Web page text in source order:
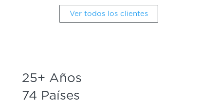
Ver todos los clientes
25+ Años
74 Países